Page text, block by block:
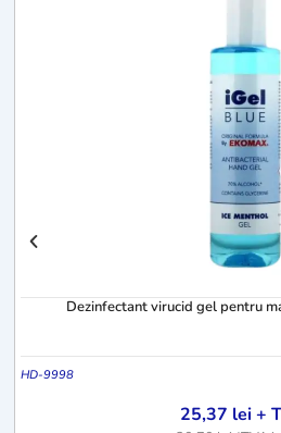
Dezinfectant virucid gel pentru
HD-9998
25,37 lei+